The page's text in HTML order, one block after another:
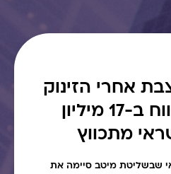
אחרי הזינוק
בהפרשות: הרווח ב-17 מיליון
מתכווץ
שבשליטת מיטב סיימה את